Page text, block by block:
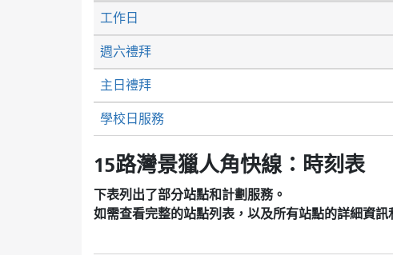
週六禮拜
主日禮拜
工作日
學校日服務
15路灣景獵人角快線：時刻表
下表列出了部分站點和計劃服務。
如需查看完整的站點列表，以及所有站點的詳細資